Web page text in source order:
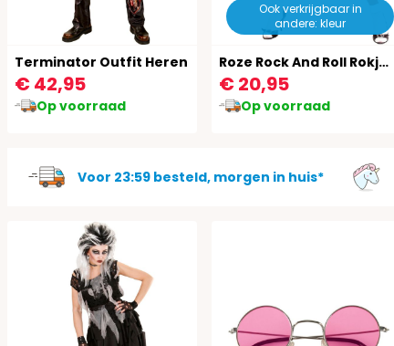
Terminator Outfit Heren
€ 42,95
Op voorraad
Ook verkrijgbaar in
andere: kleur
Roze Rock And Roll Rokje Vrouwen
€ 20,95
Op voorraad
Voor 23:59 besteld, morgen in huis*